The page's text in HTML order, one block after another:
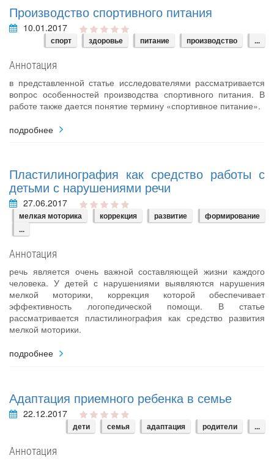
Производство спортивного питания
10.01.2017
спорт здоровье питание производство ...
Аннотация
в представленной статье исследователями рассматривается
вопрос особенностей производства спортивного питания. В
работе также дается понятие термину «спортивное питание».
подробнее
Пластилинография как средство работы с
детьми с нарушениями речи
27.06.2017
мелкая моторика коррекция развитие
формирование
...
Аннотация
речь является очень важной составляющей жизни каждого
человека. У детей с нарушениями выявляются нарушения
мелкой моторики, коррекция которой обеспечивает
эффективность логопедической помощи. В статье
рассматривается пластилинография как средство развития
мелкой моторики.
подробнее
Адаптация приемного ребенка в семье
22.12.2017
дети семья адаптация родители ...
Аннотация